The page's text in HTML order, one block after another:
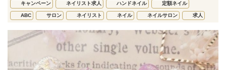
キャンペーン ネイリスト求人 ハンドネイル 定額ネイル
ABC サロン ネイリスト ネイル ネイルサロン 求人